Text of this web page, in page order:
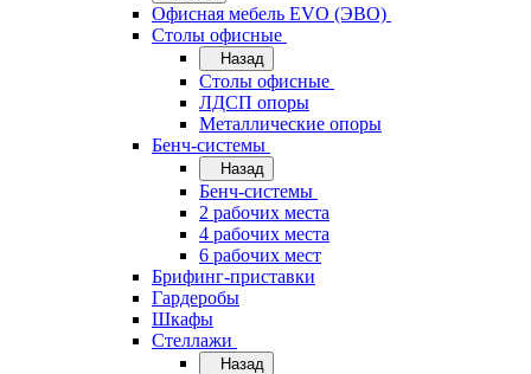
Офисная мебель EVO (ЭВО)
Cтолы офисные
Назад
Cтолы офисные
ЛДСП опоры
Металлические опоры
Бенч-системы
Назад
Бенч-системы
2 рабочих места
4 рабочих места
6 рабочих мест
Брифинг-приставки
Гардеробы
Шкафы
Стеллажи
Назад